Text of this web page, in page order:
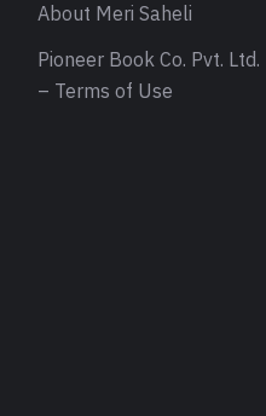
About Meri Saheli
Pioneer Book Co. Pvt. Ltd.
– Terms of Use